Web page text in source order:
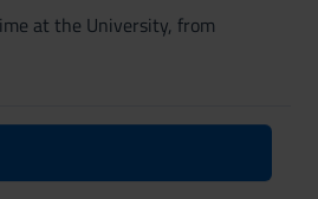
at the University, from